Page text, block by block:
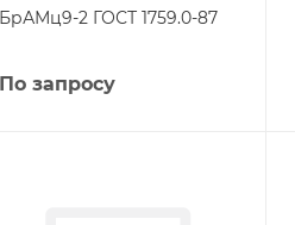
БрАМц9-2 ГОСТ 1759.0-87
По запросу